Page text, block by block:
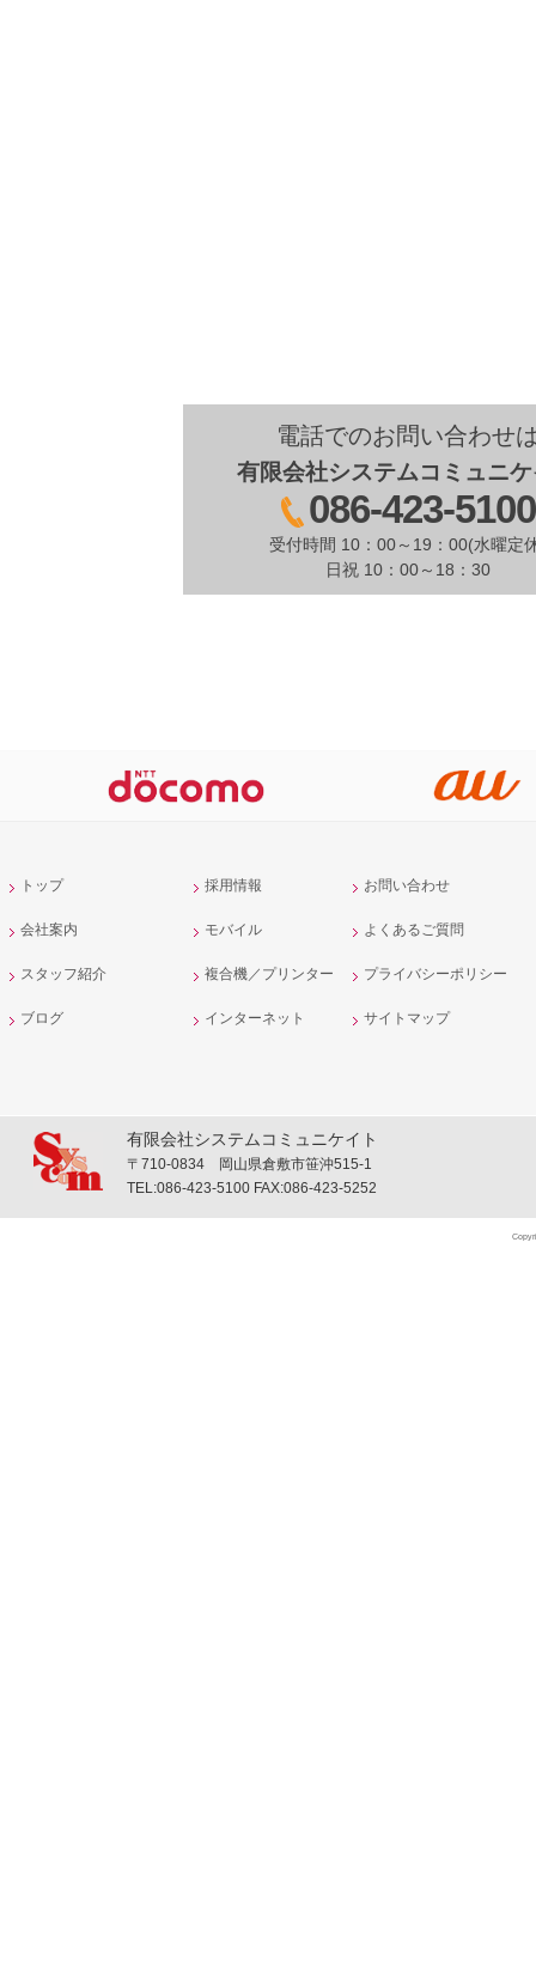
電話でのお問い合わせ
有限会社システムコミュニ
086-423-5100
受付時間 10：00～19：00(水曜定
日祝 10：00～18：30
トップ
会社案内
スタッフ紹介
ブログ
採用情報
モバイル
複合機／プリンター
インターネット
お問い合わせ
よくあるご質問
プライバシーポリシー
サイトマップ
有限会社システムコミュニケイト
〒710-0834 岡山県倉敷市笹沖515-1
TEL:086-423-5100 FAX:086-423-5252